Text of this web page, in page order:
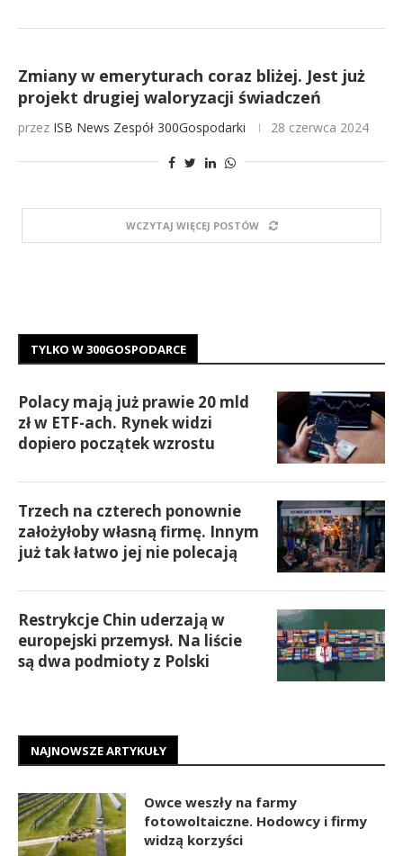
Zmiany w emeryturach coraz bliżej. Jest już
projekt drugiej waloryzacji świadczeń
przez ISB News Zespół 300Gospodarki 28 czerwca 2024
WCZYTAJ WIĘCEJ POSTÓW
TYLKO W 300GOSPODARCE
Polacy mają już prawie 20 mld
zł w ETF-ach. Rynek widzi
dopiero początek wzrostu
Trzech na czterech ponownie
założyłoby własną firmę. Innym
już tak łatwo jej nie polecają
Restrykcje Chin uderzają w
europejski przemysł. Na liście
są dwa podmioty z Polski
NAJNOWSZE ARTYKUŁY
Owce weszły na farmy
fotowoltaiczne. Hodowcy i firmy
widzą korzyści